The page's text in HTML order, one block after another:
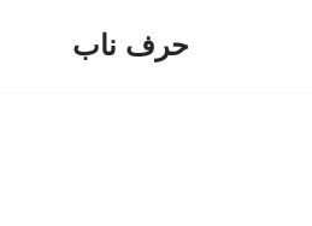
حرف ناب